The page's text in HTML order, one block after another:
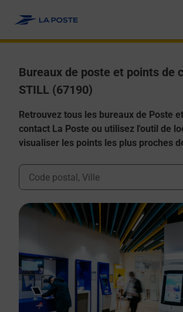
Bureaux de poste et points de
STILL (67190)
Retrouvez tous les bureaux de Poste
contact La Poste ou utilisez l'outil de
visualiser les points les plus proches
Ville, Département, Code Postal